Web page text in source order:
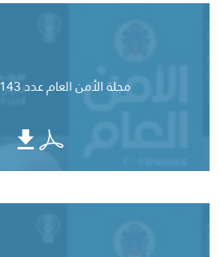
مجلة الأمن العام عدد 143 آب 2025